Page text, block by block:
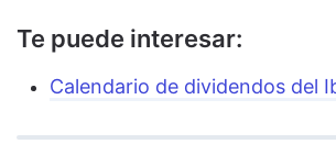
Te puede interesar:
Calendario de dividendos del